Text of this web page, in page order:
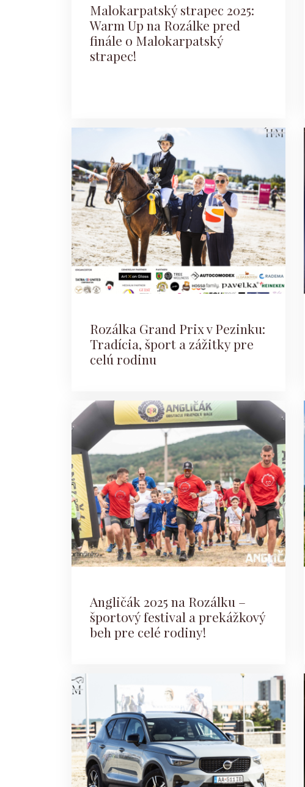
Malokarpatský strapec 2025:
Warm Up na Rozálke pred
finále o Malokarpatský
strapec!
Rozálka Grand Prix v Pezinku:
Tradícia, šport a zážitky pre
celú rodinu
Angličák 2025 na Rozálku –
športový festival a prekážkový
beh pre celé rodiny!